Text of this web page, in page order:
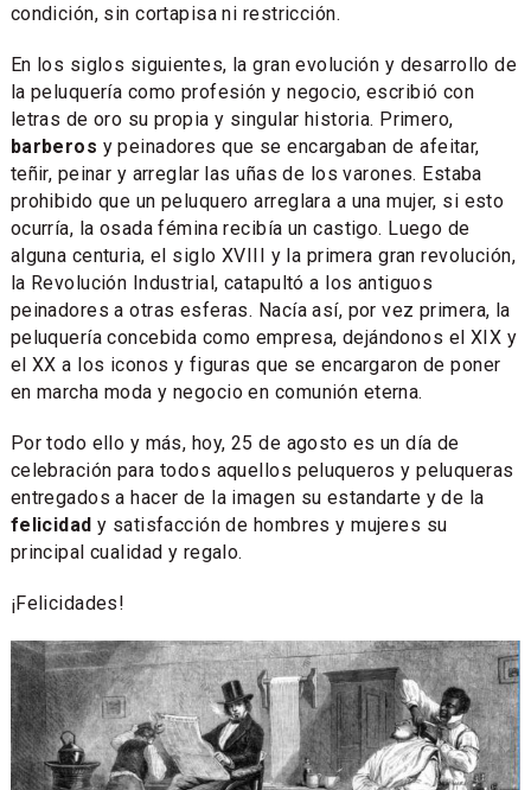
condición, sin cortapisa ni restricción.
En los siglos siguientes, la gran evolución y desarrollo de
la peluquería como profesión y negocio, escribió con
letras de oro su propia y singular historia. Primero,
barberos y peinadores que se encargaban de afeitar,
teñir, peinar y arreglar las uñas de los varones. Estaba
prohibido que un peluquero arreglara a una mujer, si esto
ocurría, la osada fémina recibía un castigo. Luego de
alguna centuria, el siglo XVIII y la primera gran revolución,
la Revolución Industrial, catapultó a los antiguos
peinadores a otras esferas. Nacía así, por vez primera, la
peluquería concebida como empresa, dejándonos el XIX y
el XX a los iconos y figuras que se encargaron de poner
en marcha moda y negocio en comunión eterna.
Por todo ello y más, hoy, 25 de agosto es un día de
celebración para todos aquellos peluqueros y peluqueras
entregados a hacer de la imagen su estandarte y de la
felicidad y satisfacción de hombres y mujeres su
principal cualidad y regalo.
¡Felicidades!